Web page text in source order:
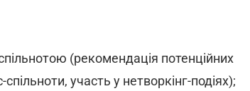
(рекомендація потенційних
участь у нетворкінг-подіях);